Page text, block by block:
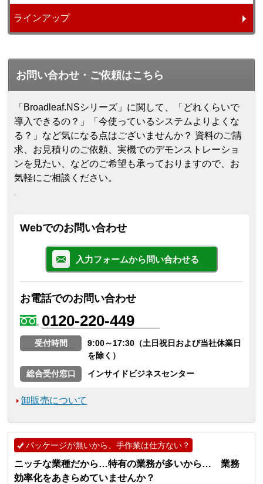
ラインアップ
お問い合わせ・ご依頼はこちら
「Broadleaf.NSシリーズ」に関して、「どれくらいで
導入できるの？」「今使っているシステムよりよくな
る？」など気になる点はございませんか？ 資料のご請
求、お見積りのご依頼、実機でのデモンストレーショ
ンを見たい、などのご希望も承っておりますので、お
気軽にご相談ください。
Webでのお問い合わせ
入力フォームから問い合わせる
お電話でのお問い合わせ
0120-220-449
受付時間
9:00～17:30（土日祝日および当社休業日
を除く）
総合受付窓口
インサイドビジネスセンター
卸販売について
パッケージが無いから、手作業は仕方ない？
ニッチな業種だから…特有の業務が多いから… 業務
効率化をあきらめていませんか？